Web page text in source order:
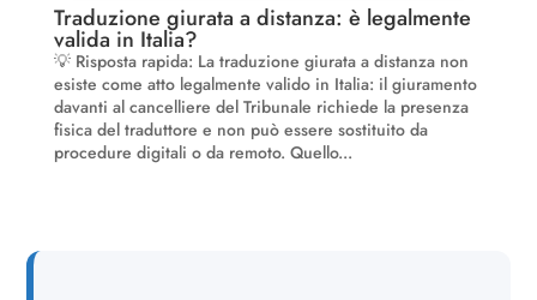
Traduzione giurata a distanza: è legalmente
valida in Italia?
💡 Risposta rapida: La traduzione giurata a distanza non
esiste come atto legalmente valido in Italia: il giuramento
davanti al cancelliere del Tribunale richiede la presenza
fisica del traduttore e non può essere sostituito da
procedure digitali o da remoto. Quello...